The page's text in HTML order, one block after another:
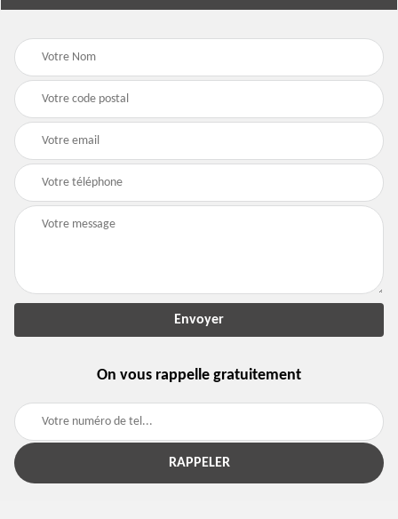
On vous rappelle gratuitement